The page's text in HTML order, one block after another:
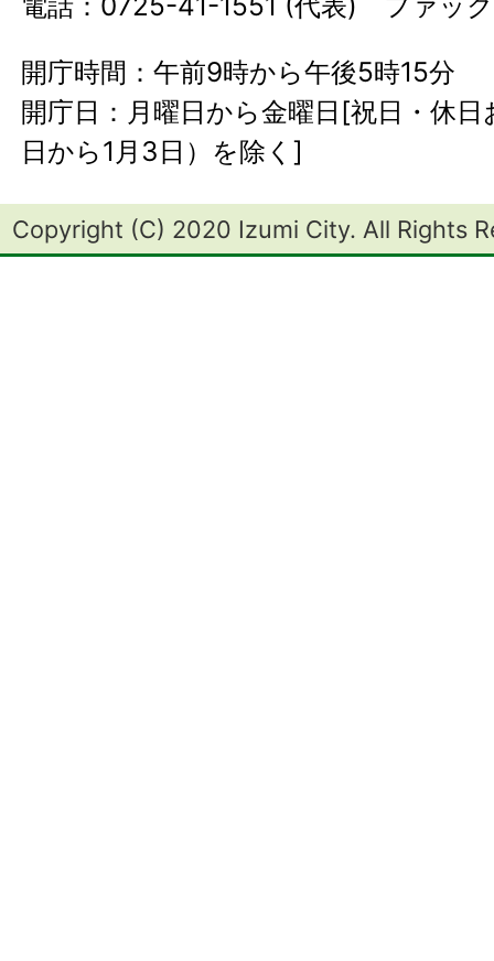
開庁時間：午前9時から午後5時15分
開庁日：月曜日から金曜日[祝日・休
日から1月3日）を除く]
Copyright (C) 2020 Izumi City. All Rights